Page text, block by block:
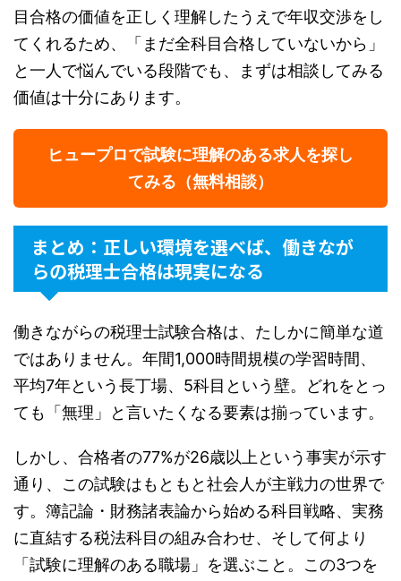
目合格の価値を正しく理解したうえで年収交渉をし
てくれるため、「まだ全科目合格していないから」
と一人で悩んでいる段階でも、まずは相談してみる
価値は十分にあります。
ヒュープロで試験に理解のある求人を探し
てみる（無料相談）
まとめ：正しい環境を選べば、働きなが
らの税理士合格は現実になる
働きながらの税理士試験合格は、たしかに簡単な道
ではありません。年間1,000時間規模の学習時間、
平均7年という長丁場、5科目という壁。どれをとっ
ても「無理」と言いたくなる要素は揃っています。
しかし、合格者の77%が26歳以上という事実が示す
通り、この試験はもともと社会人が主戦力の世界で
す。簿記論・財務諸表論から始める科目戦略、実務
に直結する税法科目の組み合わせ、そして何より
「試験に理解のある職場」を選ぶこと。この3つを